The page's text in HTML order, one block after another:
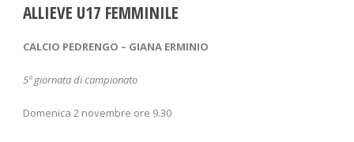
ALLIEVE U17 FEMMINILE
CALCIO PEDRENGO – GIANA ERMINIO
5ª giornata di campionato
Domenica 2 novembre ore 9.30